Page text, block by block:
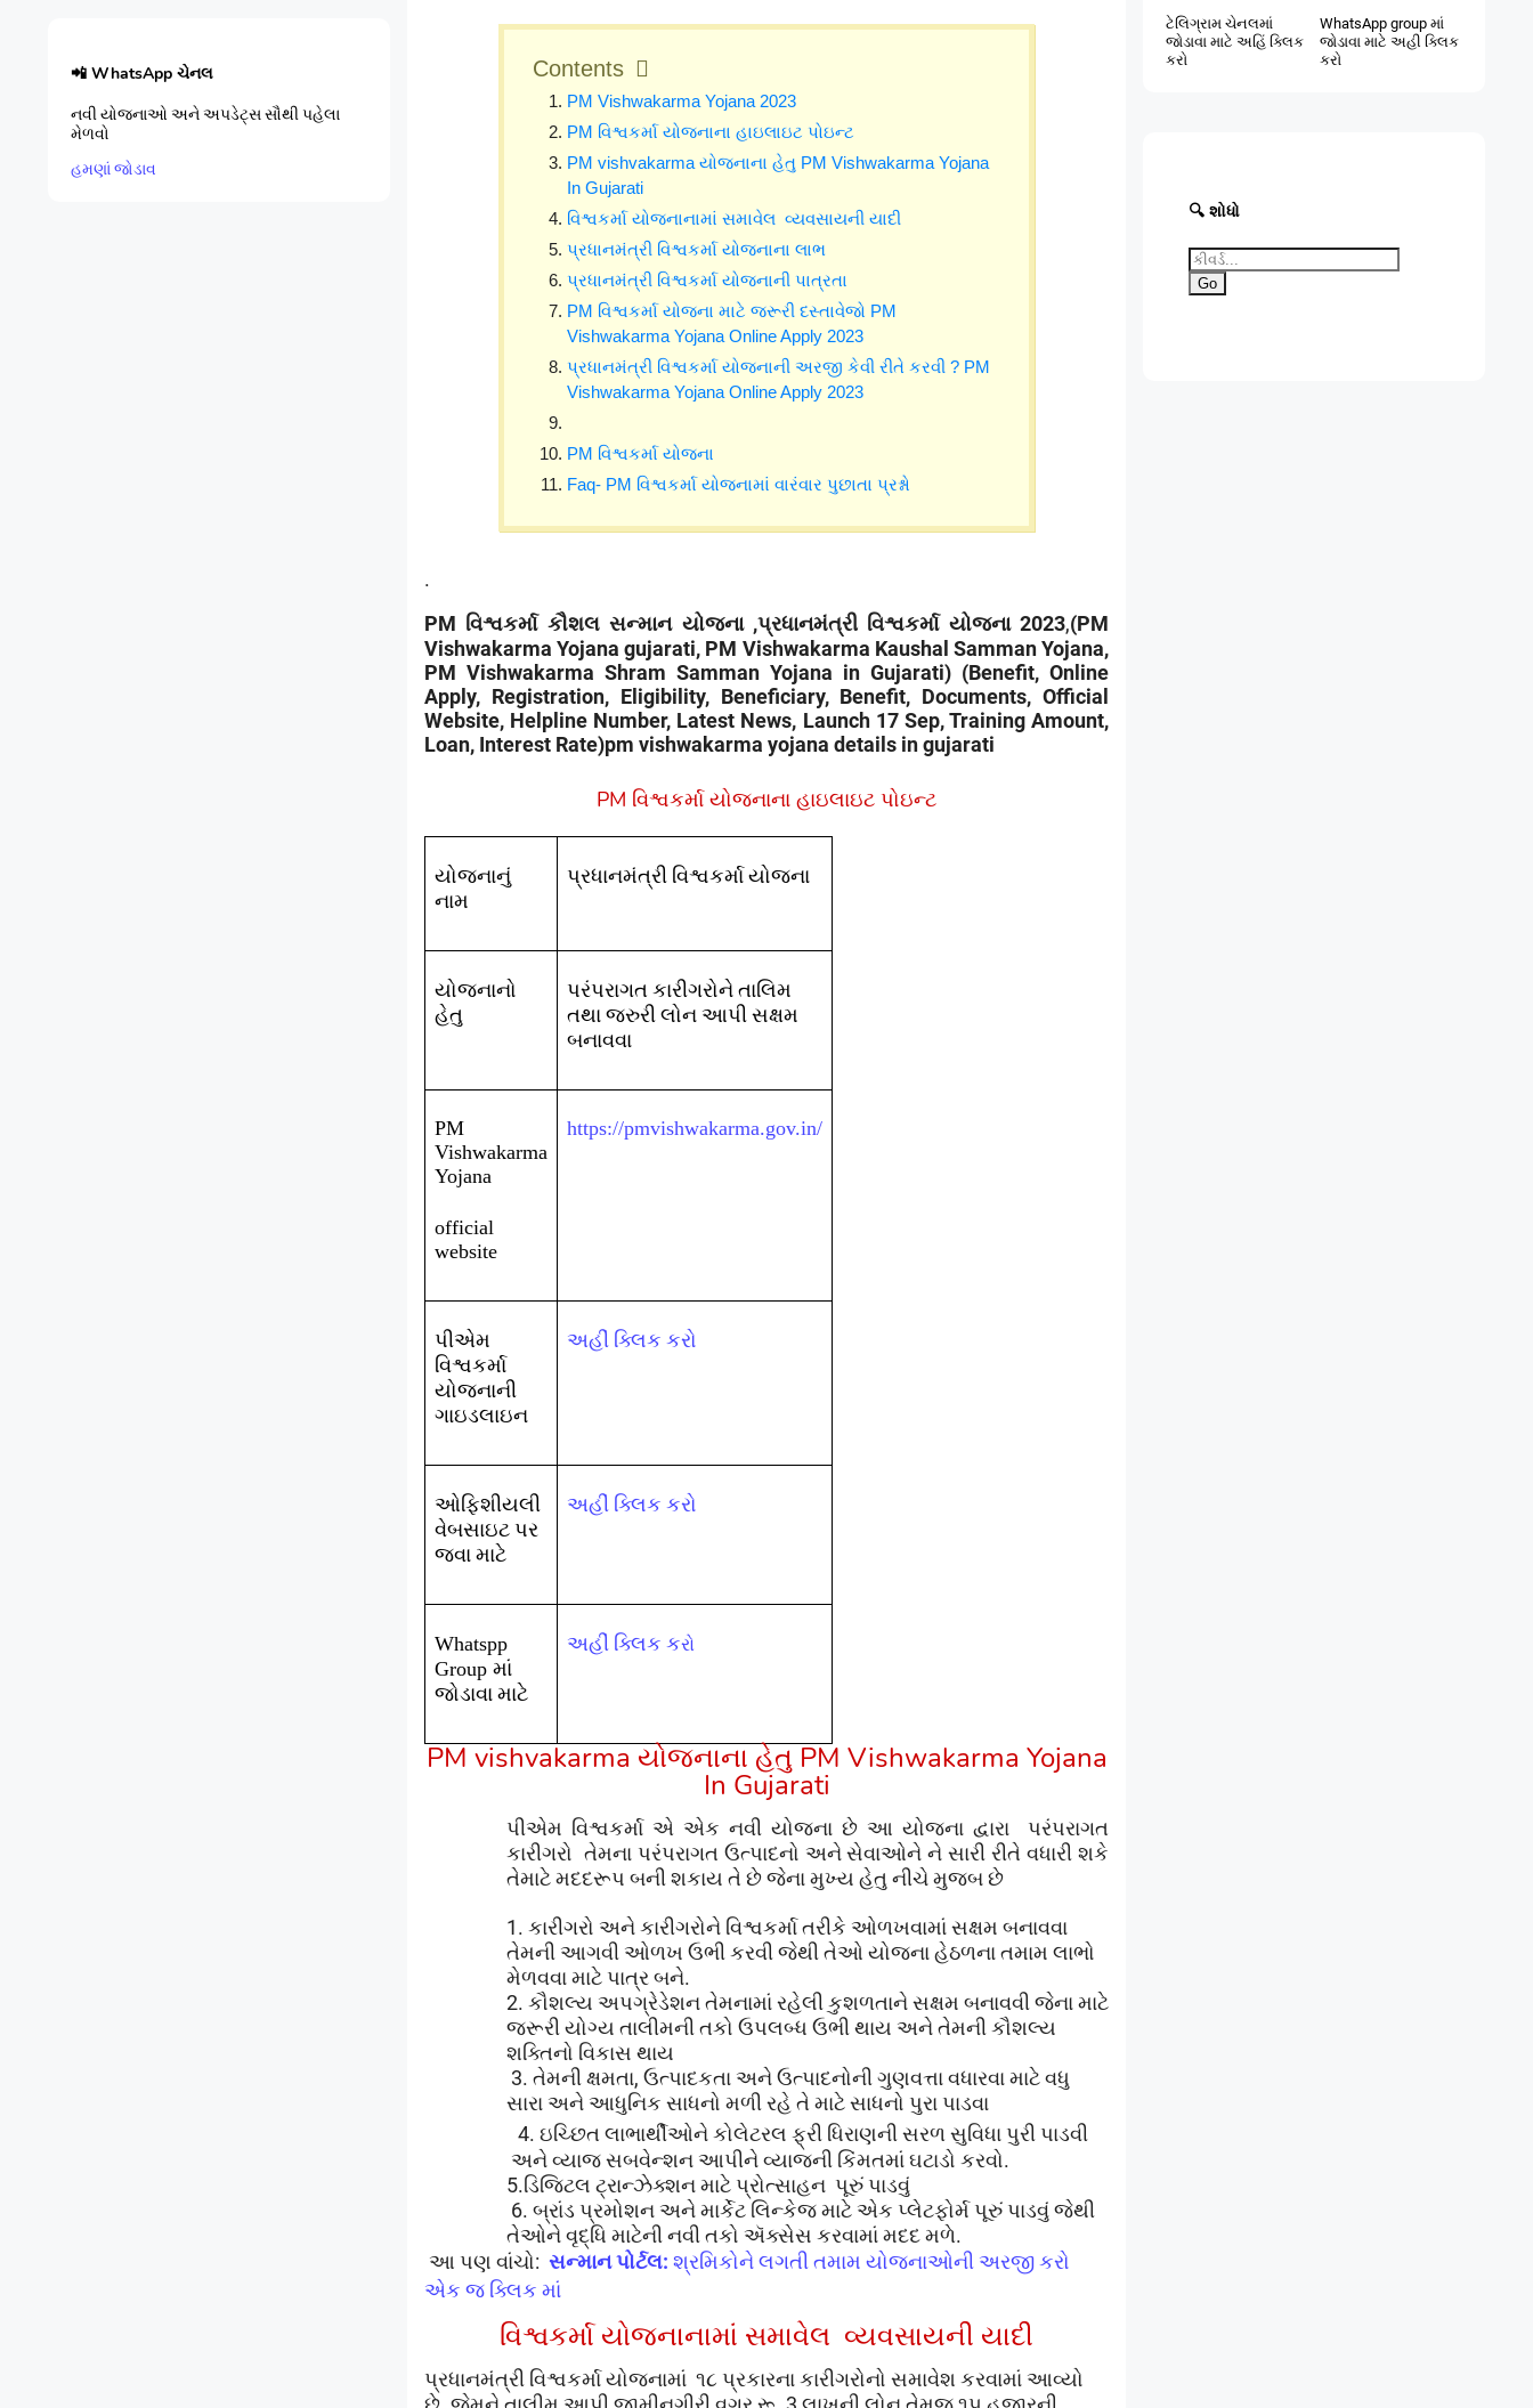
📲 WhatsApp ચેનલ
નવી યોજનાઓ અને અપડેટ્સ સૌથી પહેલા
મેળવો
હમણાં જોડાવ
Contents
PM Vishwakarma Yojana 2023
PM વિશ્વકર્મા યોજનાના હાઇલાઇટ પોઇન્ટ
PM vishvakarma યોજનાના હેતુ PM Vishwakarma Yojana
In Gujarati
વિશ્વકર્મા યોજનાનામાં સમાવેલ વ્યવસાયની યાદી
પ્રધાનમંત્રી વિશ્વકર્મા યોજનાના લાભ
પ્રધાનમંત્રી વિશ્વકર્મા યોજનાની પાત્રતા
PM વિશ્વકર્મા યોજના માટે જરૂરી દસ્તાવેજો PM
Vishwakarma Yojana Online Apply 2023
પ્રધાનમંત્રી વિશ્વકર્મા યોજનાની અરજી કેવી રીતે કરવી ? PM
Vishwakarma Yojana Online Apply 2023
PM વિશ્વકર્મા યોજના
Faq- PM વિશ્વકર્મા યોજનામાં વારંવાર પુછાતા પ્રશ્નો
.
PM વિશ્વકર્મા કૌશલ સન્માન યોજના ,પ્રધાનમંત્રી વિશ્વકર્મા યોજના 2023,(PM
Vishwakarma Yojana gujarati, PM Vishwakarma Kaushal Samman Yojana,
PM Vishwakarma Shram Samman Yojana in Gujarati) (Benefit, Online
Apply, Registration, Eligibility, Beneficiary, Benefit, Documents, Official
Website, Helpline Number, Latest News, Launch 17 Sep, Training Amount,
Loan, Interest Rate)pm vishwakarma yojana details in gujarati
PM વિશ્વકર્મા યોજનાના હાઇલાઇટ પોઇન્ટ
યોજનાનું
નામ
પ્રધાનમંત્રી વિશ્વકર્મા યોજના
યોજનાનો
હેતુ
પરંપરાગત કારીગરોને તાલિમ
તથા જરુરી લોન આપી સક્ષમ
બનાવવા
PM
Vishwakarma
Yojana
official
website
https://pmvishwakarma.gov.in/
પીએમ
વિશ્વકર્મા
યોજનાની
ગાઇડલાઇન
અહીં ક્લિક કરો
ઓફિશીયલી
વેબસાઇટ પર
જવા માટે
અહીં ક્લિક કરો
Whatspp
Group માં
જોડાવા માટે
અહીં ક્લિક કરો
PM vishvakarma યોજનાના હેતુ PM Vishwakarma Yojana
In Gujarati
પીએમ વિશ્વકર્મા એ એક નવી યોજના છે આ યોજના દ્વારા પરંપરાગત
કારીગરો તેમના પરંપરાગત ઉત્પાદનો અને સેવાઓને ને સારી રીતે વધારી શકે
તેમાટે મદદરૂપ બની શકાય તે છે જેના મુખ્ય હેતુ નીચે મુજબ છે
1. કારીગરો અને કારીગરોને વિશ્વકર્મા તરીકે ઓળખવામાં સક્ષમ બનાવવા
તેમની આગવી ઓળખ ઉભી કરવીજેથી તેઓ યોજના હેઠળના તમામ લાભો
મેળવવા માટે પાત્ર બને.
2. કૌશલ્ય અપગ્રેડેશનતેમનામાં રહેલી કુશળતાને સક્ષમ બનાવવી જેના માટે
જરૂરી યોગ્ય તાલીમની તકો ઉપલબ્ધ ઉભી થાય અને તેમની કૌશલ્ય
શક્તિનો વિકાસ થાય
3. તેમની ક્ષમતા, ઉત્પાદકતા અને ઉત્પાદનોની ગુણવત્તા વધારવા માટેવધુ
સારા અને આધુનિક સાધનો મળી રહે તે માટે સાધનો પુરા પાડવા
4. ઇચ્છિત લાભાર્થીઓનેકોલેટરલ ફ્રી ધિરાણની સરળ સુવિધા પુરી પાડવી
અને વ્યાજ સબવેન્શન આપીને વ્યાજની કિંમતમાં ઘટાડો કરવો.
5.ડિજિટલ ટ્રાન્ઝેક્શન માટે પ્રોત્સાહન પૂરું પાડવું
6. બ્રાંડ પ્રમોશન અને માર્કેટ લિન્કેજ માટે એક પ્લેટફોર્મ પૂરું પાડવુંજેથી
તેઓને વૃદ્ધિ માટેની નવી તકો ઍક્સેસ કરવામાં મદદ મળે.
આ પણ વાંચો: સન્માન પોર્ટલ: શ્રમિકોને લગતી તમામ યોજનાઓની અરજી કરો
એક જ ક્લિક માં
વિશ્વકર્મા યોજનાનામાં સમાવેલ વ્યવસાયની યાદી
પ્રધાનમંત્રી વિશ્વકર્મા યોજનામાં ૧૮ પ્રકારના કારીગરોનો સમાવેશ કરવામાં આવ્યો
ટેલિગ્રામ ચેનલમાં
જોડાવા માટે અહિં ક્લિક
કરો
WhatsApp group માં
જોડાવા માટે અહી ક્લિક
કરો
🔍 શોધો
Go